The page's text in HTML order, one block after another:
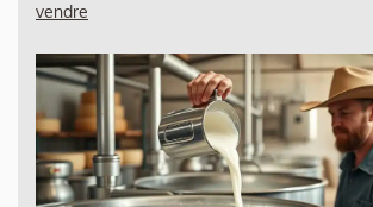
vendre